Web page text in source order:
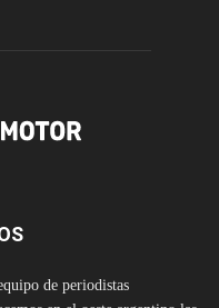
de periodistas